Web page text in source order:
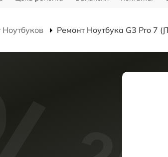
Ноутбуков Ремонт Ноутбука G3 Pro 7